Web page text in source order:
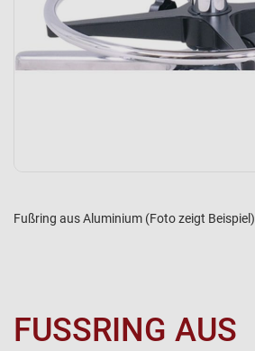
Fußring aus Aluminium (Foto zeigt Beispiel)
FUSSRING AUS A